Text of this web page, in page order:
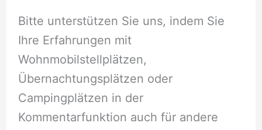
Bitte unterstützen Sie uns, indem Sie
Ihre Erfahrungen mit
Wohnmobilstellplätzen,
Übernachtungsplätzen oder
Campingplätzen in der
Kommentarfunktion auch für andere